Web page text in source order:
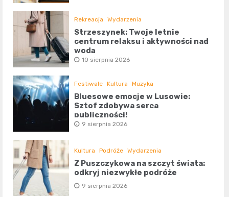
Rekreacja Wydarzenia
Strzeszynek: Twoje letnie
centrum relaksu i aktywności nad
wodą
10 sierpnia 2026
Festiwale Kultura Muzyka
Bluesowe emocje w Lusowie:
Sztof zdobywa serca
publiczności!
9 sierpnia 2026
Kultura Podróże Wydarzenia
Z Puszczykowa na szczyt świata:
odkryj niezwykłe podróże
9 sierpnia 2026